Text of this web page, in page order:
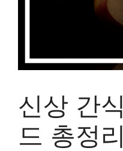
신상 간
드 총정리